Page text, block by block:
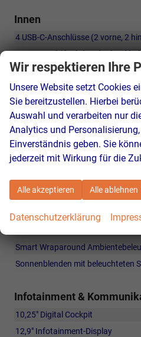
Innen
4 USB-C-Anschlüsse (2 vorne, 2
CUPRA Multifunktionslenkrad
Fahrprofilauswahl (Driver Profile
Sitzheizung (Vordersitze)
VZ5 Aluminiumpedale (dunkel)
Beleuchtete CUPRA
Climatronic 3-Zonen-
Dachhimmel in Schwarz
Gepäckraum mit doppeltem
Innenspiegel automatisch
Leseleuchten (2 vorne, 2 hinten)
Smart Wraparound
Sonnenblenden mit beleuchteten
Infotainment &
10,25" Digital Cockpit
12,9" Infotainment-Display
Wir respektieren Ihre
Unsere Website setzt Cookies
Sie bereitzustellen. Hierbei
Auswahl und verarbeiten nur
Analytics und
Einverständnis geben. Sie
jederzeit mit Wirkung für die
Alle akzeptieren Alle ablehnen
Datenschutzerklärung